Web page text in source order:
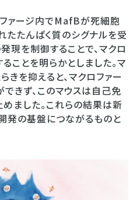
ァージ内でMafBが死細胞
たんぱく質のシグナルを受
現を制御することで、マクロ
ことを明らかとしました。マ
を抑えると、マクロファー
きず、このマウスは自己免
ました。これらの結果は新
発の基盤につながるものと